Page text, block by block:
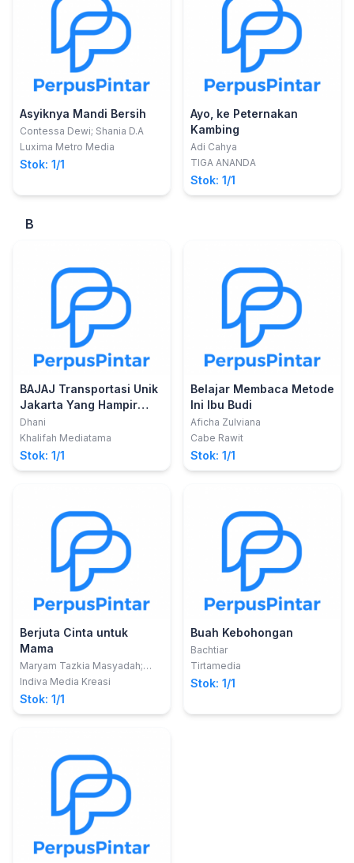
Asyiknya Mandi Bersih
Contessa Dewi; Shania D.A
Luxima Metro Media
Stok: 1/1
Ayo, ke Peternakan
Kambing
Adi Cahya
TIGA ANANDA
Stok: 1/1
B
BAJAJ Transportasi Unik
Jakarta Yang Hampir
Punah
Dhani
Khalifah Mediatama
Stok: 1/1
Belajar Membaca Metode
Ini Ibu Budi
Aficha Zulviana
Cabe Rawit
Stok: 1/1
Berjuta Cinta untuk
Mama
Maryam Tazkia Masyadah;
Kirana S; Najla Nurdiany Putri
Indiva Media Kreasi
Stok: 1/1
Buah Kebohongan
Bachtiar
Tirtamedia
Stok: 1/1